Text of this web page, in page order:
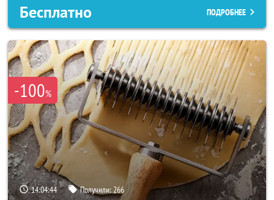
Бесплатно ПОДРОБНЕЕ
-100%
14:04:43 Получили:266